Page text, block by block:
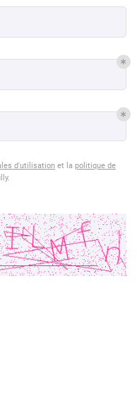
02 38 36 60
d'utilisation et la politique de
.